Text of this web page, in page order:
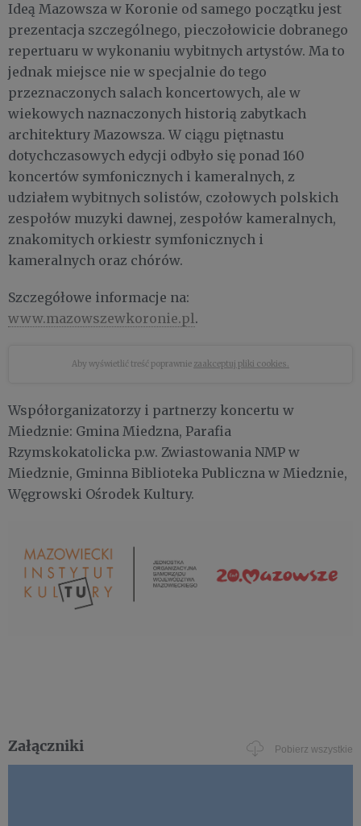
Ideą Mazowsza w Koronie od samego początku jest
prezentacja szczególnego, pieczołowicie dobranego
repertuaru w wykonaniu wybitnych artystów. Ma to
jednak miejsce nie w specjalnie do tego
przeznaczonych salach koncertowych, ale w
wiekowych naznaczonych historią zabytkach
architektury Mazowsza. W ciągu piętnastu
dotychczasowych edycji odbyło się ponad 160
koncertów symfonicznych i kameralnych, z
udziałem wybitnych solistów, czołowych polskich
zespołów muzyki dawnej, zespołów kameralnych,
znakomitych orkiestr symfonicznych i
kameralnych oraz chórów.
Szczegółowe informacje na:
www.mazowszewkoronie.pl.
Aby wyświetlić treść poprawnie zaakceptuj pliki cookies.
Współorganizatorzy i partnerzy koncertu w
Miedznie: Gmina Miedzna, Parafia
Rzymskokatolicka p.w. Zwiastowania NMP w
Miedznie, Gminna Biblioteka Publiczna w Miedznie,
Węgrowski Ośrodek Kultury.
Załączniki Pobierz wszystkie